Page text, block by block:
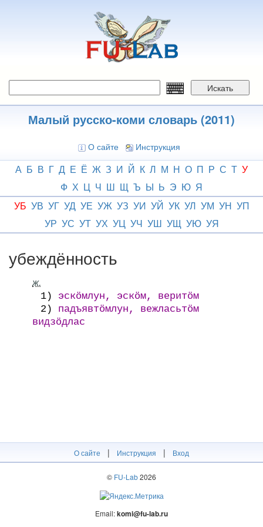
Искать
Малый русско-коми словарь (2011)
О сайте Инструкция
А Б В Г Д Е Ё Ж З И Й К Л М Н О П Р С Т У
Ф Х Ц Ч Ш Щ Ъ Ы Ь Э Ю Я
УБ УВ УГ УД УЕ УЖ УЗ УИ УЙ УК УЛ УМ УН УП
УР УС УТ УХ УЦ УЧ УШ УЩ УЮ УЯ
убеждённость
ж.
1)
эскӧмлун, эскӧм, веритӧм
2)
падъявтӧмлун, вежласьтӧм
видзӧдлас
О сайте | Инструкция | Вход
© FU-Lab2026
Email:komi@fu-lab.ru